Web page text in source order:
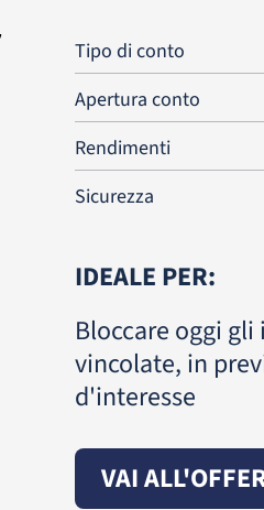
Tipo di conto
Apertura conto
Rendimenti
Sicurezza
IDEALE PER:
Bloccare oggi
vincolate, in
d'interesse
VAI